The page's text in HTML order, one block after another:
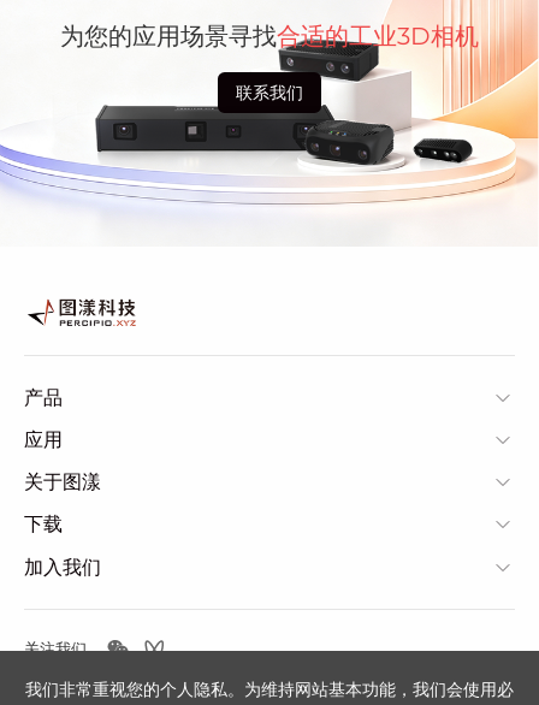
我们非常重视您的个人隐私。为维持网站基本功能，我们会使用必
为您的应用场景寻找合适的工业3D相机
联系我们
产品
应用
关于图漾
下载
加入我们
关注我们